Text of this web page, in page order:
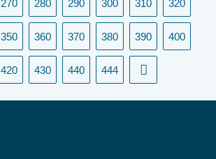
270 280 290 300 310 320
350 360 370 380 390 400
420 430 440 444